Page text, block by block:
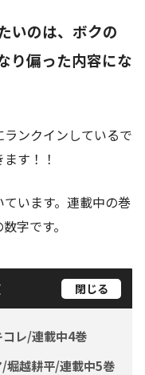
いのは、ボクの
り偏った内容にな
ンクインしているで
す！！
います。連載中の巻
字です。
閉じる
レ/連載中4巻
堀越耕平/連載中5巻